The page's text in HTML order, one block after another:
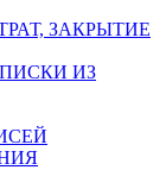
ЗАКРЫТИЕ
ИЗ